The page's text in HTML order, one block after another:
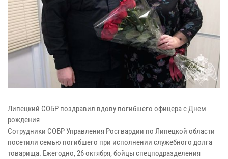
Липецкий СОБР поздравил вдову погибшего офицера с Днем
рождения
Сотрудники СОБР Управления Росгвардии по Липецкой области
посетили семью погибшего при исполнении служебного долга
товарища. Ежегодно, 26 октября, бойцы спецподразделения